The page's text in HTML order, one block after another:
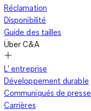
Réclamation
Disponibilité
Guide des tailles
Über C&A
L' entreprise
Développement durable
Communiqués de presse
Carrières